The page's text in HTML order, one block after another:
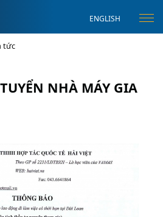
ENGLISH
tức
NHÀ MÁY GIA